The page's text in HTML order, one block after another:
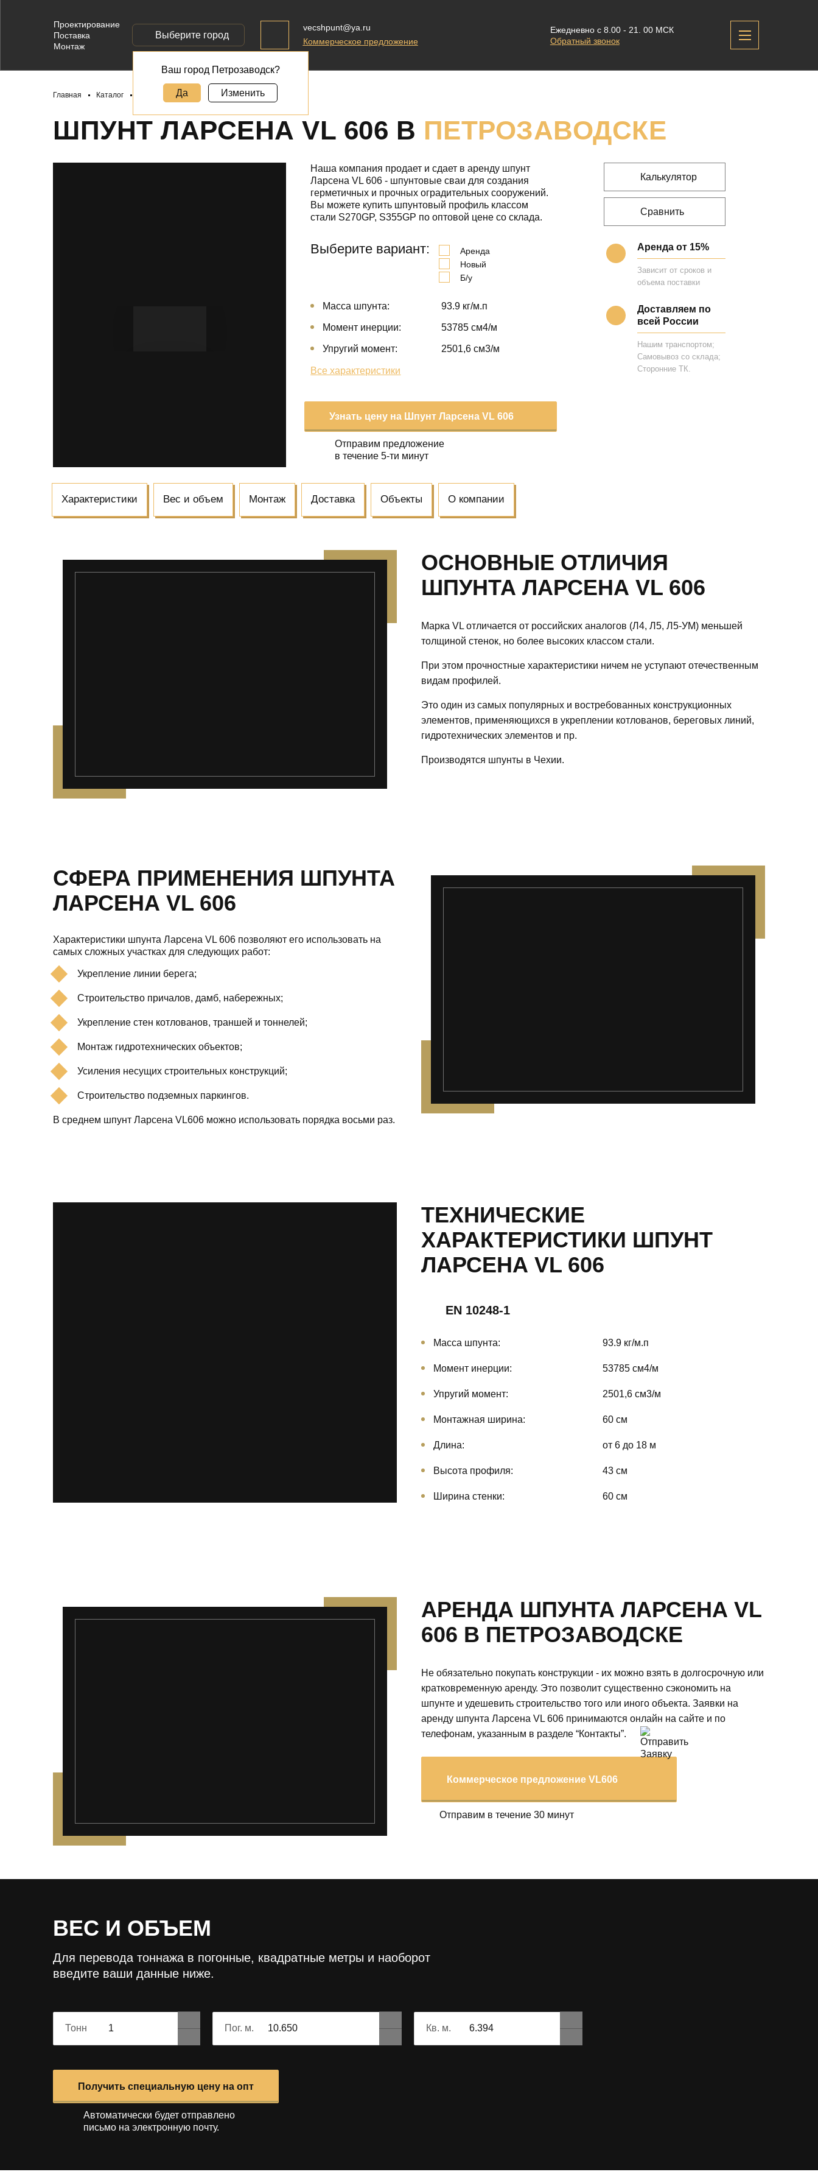
vecshpunt@ya.ru
Коммерческое предложение
Ежедневно с 8.00 - 21. 00 МСК
Обратный звонок
Проектирование
Поставка
Монтаж
Выберите город
Ваш город Петрозаводск?
Да Изменить
Главная Каталог Шпунт Ларсена VL 606
ШПУНТ ЛАРСЕНА VL 606 В ПЕТРОЗАВОДСКЕ
Наша компания продает и сдает в аренду шпунт
Ларсена VL 606 - шпунтовые сваи для создания
герметичных и прочных оградительных сооружений.
Вы можете купить шпунтовый профиль классом
стали S270GP, S355GP по оптовой цене со склада.
Выберите вариант:
Аренда
Новый
Б/у
Масса шпунта: 93.9 кг/м.п
Момент инерции: 53785 cм4/м
Упругий момент: 2501,6 cм3/м
Все характеристики
Калькулятор
Сравнить
Аренда от 15%
Зависит от сроков и
объема поставки
Доставляем по
всей России
Нашим транспортом;
Самовывоз со склада;
Сторонние ТК.
Узнать цену на Шпунт Ларсена VL 606
Отправим предложение
в течение 5-ти минут
Характеристики Вес и объем Монтаж Доставка Объекты О компании
ОСНОВНЫЕ ОТЛИЧИЯ
ШПУНТА ЛАРСЕНА VL 606
Марка VL отличается от российских аналогов (Л4, Л5, Л5-УМ) меньшей
толщиной стенок, но более высоких классом стали.
При этом прочностные характеристики ничем не уступают отечественным
видам профилей.
Это один из самых популярных и востребованных конструкционных
элементов, применяющихся в укреплении котлованов, береговых линий,
гидротехнических элементов и пр.
Производятся шпунты в Чехии.
СФЕРА ПРИМЕНЕНИЯ ШПУНТА
ЛАРСЕНА VL 606
Характеристики шпунта Ларсена VL 606 позволяют его использовать на
самых сложных участках для следующих работ:
Укрепление линии берега;
Строительство причалов, дамб, набережных;
Укрепление стен котлованов, траншей и тоннелей;
Монтаж гидротехнических объектов;
Усиления несущих строительных конструкций;
Строительство подземных паркингов.
В среднем шпунт Ларсена VL606 можно использовать порядка восьми раз.
ТЕХНИЧЕСКИЕ
ХАРАКТЕРИСТИКИ ШПУНТ
ЛАРСЕНА VL 606
EN 10248-1
Масса шпунта: 93.9 кг/м.п
Момент инерции: 53785 cм4/м
Упругий момент: 2501,6 cм3/м
Монтажная ширина: 60 см
Длина: от 6 до 18 м
Высота профиля: 43 см
Ширина стенки: 60 см
АРЕНДА ШПУНТА ЛАРСЕНА VL
606 В ПЕТРОЗАВОДСКЕ
Не обязательно покупать конструкции - их можно взять в долгосрочную или
кратковременную аренду. Это позволит существенно сэкономить на
шпунте и удешевить строительство того или иного объекта. Заявки на
аренду шпунта Ларсена VL 606 принимаются онлайн на сайте и по
телефонам, указанным в разделе “Контакты”.
Коммерческое предложение VL606
Отправим в течение 30 минут
ВЕС И ОБЪЕМ
Для перевода тоннажа в погонные, квадратные метры и наоборот
введите ваши данные ниже.
Тонн Пог. м. Кв. м.
Получить специальную цену на опт
Автоматически будет отправлено
письмо на электронную почту.